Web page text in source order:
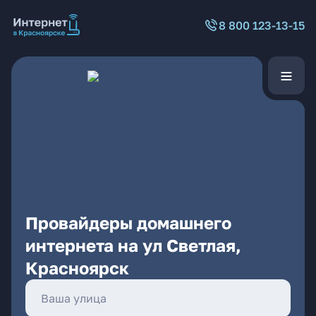
8 800 123-13-15
Провайдеры домашнего
интернета на ул Светлая,
Красноярск